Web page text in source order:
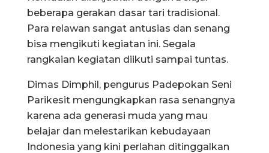
beberapa gerakan dasar tari tradisional.
Para relawan sangat antusias dan senang
bisa mengikuti kegiatan ini. Segala
rangkaian kegiatan diikuti sampai tuntas.
Dimas Dimphil, pengurus Padepokan Seni
Parikesit mengungkapkan rasa senangnya
karena ada generasi muda yang mau
belajar dan melestarikan kebudayaan
Indonesia yang kini perlahan ditinggalkan